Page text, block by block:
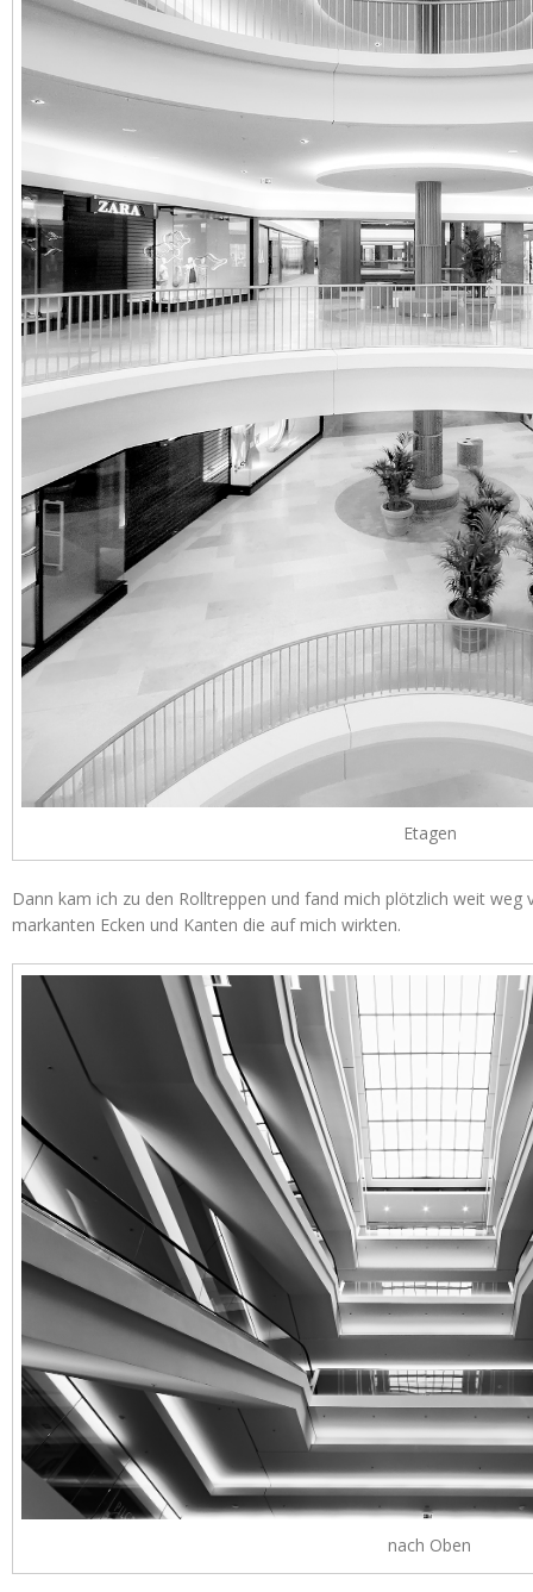
Etagen
Dann kam ich zu den Rolltreppen und fand mich plötzlich weit weg
markanten Ecken und Kanten die auf mich wirkten.
nach Oben